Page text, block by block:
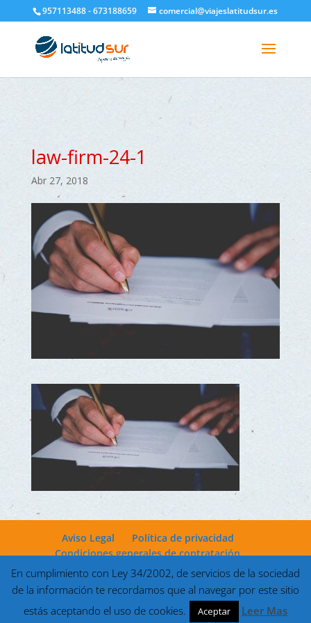
google-site-verification=H6A6AFFbXLQPnewL7da5KWjTFeKytP3gbsCfUlQl-
3k
957113488 - 673188659 comercial@viajeslatitudsur.es
law-firm-24-1
Abr 27, 2018
Aviso Legal
Política de privacidad
Condiciones generales de contratación
Desarrollado porMarkettools| Viajes Latitud Sur © 2022
En cumplimiento con Ley 34/2002, de servicios de la sociedad
de la información te recordamos que al navegar por este sitio
estás aceptando el uso de cookies.
Aceptar Leer Mas